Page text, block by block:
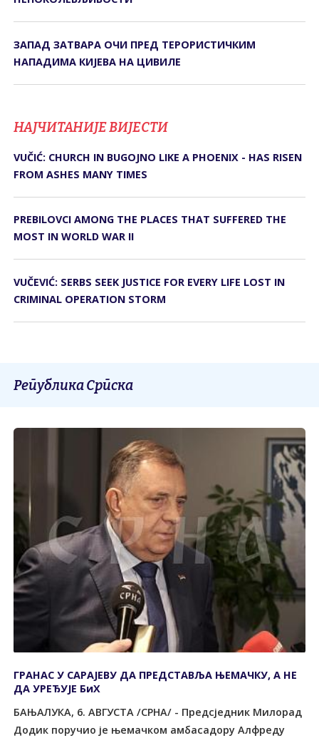
ЗАПАД ЗАТВАРА ОЧИ ПРЕД ТЕРОРИСТИЧКИМ
НАПАДИМА КИЈЕВА НА ЦИВИЛЕ
НАЈЧИТАНИЈЕ ВИЈЕСТИ
VUČIĆ: CHURCH IN BUGOJNO LIKE A PHOENIX - HAS RISEN
FROM ASHES MANY TIMES
PREBILOVCI AMONG THE PLACES THAT SUFFERED THE
MOST IN WORLD WAR II
VUČEVIĆ: SERBS SEEK JUSTICE FOR EVERY LIFE LOST IN
CRIMINAL OPERATION STORM
Република Српска
ГРАНАС У САРАЈЕВУ ДА ПРЕДСТАВЉА ЊЕМАЧКУ, А НЕ
ДА УРЕЂУЈЕ БиХ
БАЊАЛУКА, 6. АВГУСТА /СРНА/ - Предсједник Милорад
Додик поручио је њемачком амбасадору Алфреду